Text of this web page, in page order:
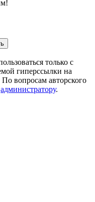
только с
гиперссылки на
вопросам авторского
администратору.